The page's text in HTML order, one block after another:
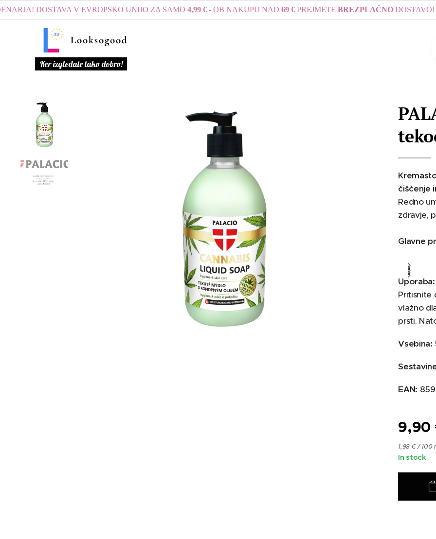
DOSTAVA V EVROPSKO UNIJO ZA SAMO4,99 €- OB NAKUPU NAD69 €PREJMETEBREZPLAČNODOSTAVO!
Looksogood
Ker izgledate tako dobro!
čiščenje
Redno
zdravje,
Glavne
Uporaba:
Pritisnite
vlažno
prsti.
Vsebina:
EAN:
9,90
1,98 € / 100
In stock